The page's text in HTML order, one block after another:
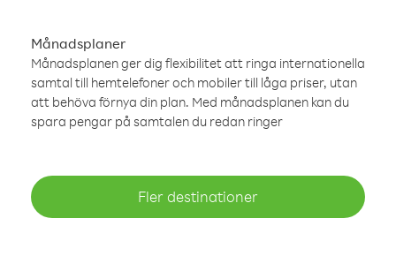
Månadsplaner
Månadsplanen ger dig flexibilitet att ringa internationella
samtal till hemtelefoner och mobiler till låga priser, utan
att behöva förnya din plan. Med månadsplanen kan du
spara pengar på samtalen du redan ringer
Fler destinationer